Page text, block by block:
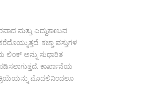
ಮತ್ತು ಎದ್ದುಕಾಣುವ
ಕಚ್ಚಾ ವಸ್ತುಗಳ
ಲಿಂಕ್ ಅನ್ನು ಸುಧಾರಿತ
ಕಾರ್ಖಾನೆಯ
ಮೊದಲಿನಿಂದಲೂ